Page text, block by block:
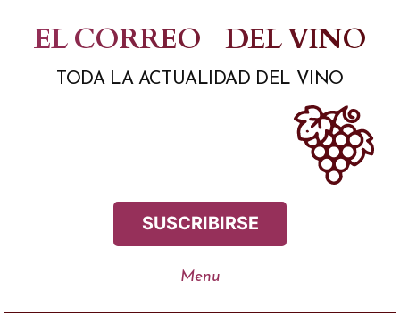
contenido
EL CORREO DEL VINO
TODA LA ACTUALIDAD DEL VINO
SUSCRIBIRSE